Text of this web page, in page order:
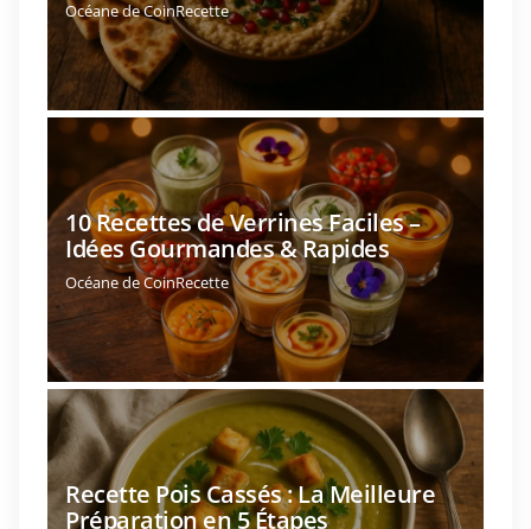
Océane de CoinRecette
10 Recettes de Verrines Faciles –
Idées Gourmandes & Rapides
Océane de CoinRecette
Recette Pois Cassés : La Meilleure
Préparation en 5 Étapes